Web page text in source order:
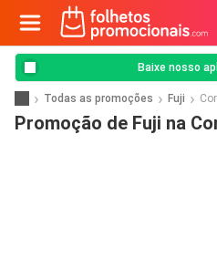
Baixe nosso
Todas as promoções Fuji
Promoção de Fuji na